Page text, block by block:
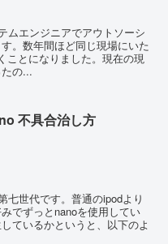
ムエンジニアでアウトソーシ
。数年間ほど同じ現場にいた
ことになりました。現在の現
の...
不具合治し方
七世代です。普通のipodより
でずっとnanoを使用してい
ているかというと、以下のよ